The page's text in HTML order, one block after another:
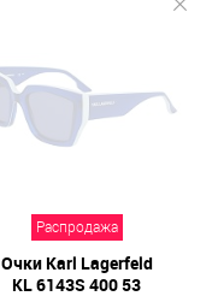
Распродажа
Очки Karl Lagerfeld
KL 6143S 400 53